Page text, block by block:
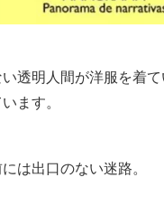
透明人間が洋服を着
ます。
は出口のない迷路。